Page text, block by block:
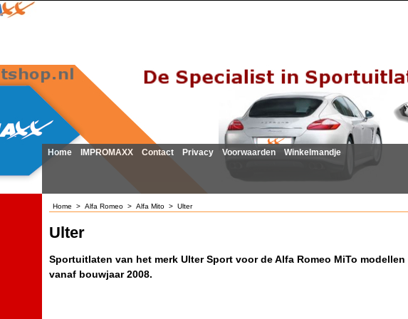
Home IMPROMAXX Contact Privacy Voorwaarden Winkelmandje
Home > Alfa Romeo > Alfa Mito > Ulter
Ulter
Sportuitlaten van het merk Ulter Sport voor de Alfa Romeo MiTo modellen
vanaf bouwjaar 2008.